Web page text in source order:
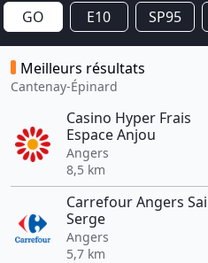
GO E10 SP95
Meilleurs résultats
Cantenay-Épinard
Casino Hyper Frais
Espace Anjou
Angers
8,5 km
Carrefour Angers
Serge
Angers
5,7 km